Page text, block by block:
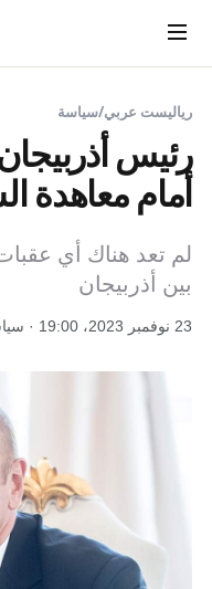
Menu
رياليست عربي/سياسة
رئيس
أمام معاهدة
لم تعد هناك أي
بين أذربيجان
23 نوفمبر 2023، 19:00 · سياسة